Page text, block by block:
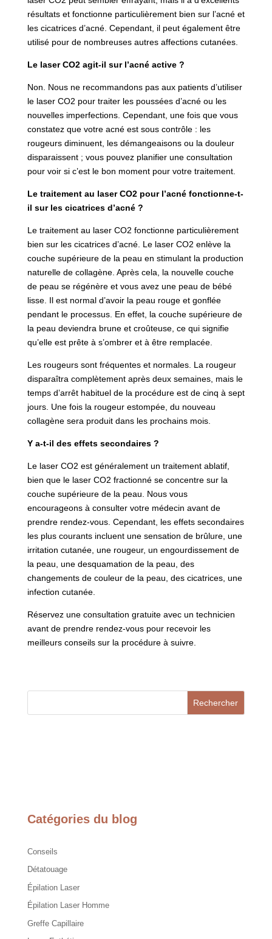
résultats et fonctionne particulièrement bien sur l’acné et
les cicatrices d’acné. Cependant, il peut également être
utilisé pour de nombreuses autres affections cutanées.
Le laser CO2 agit-il sur l’acné active ?
Non. Nous ne recommandons pas aux patients d’utiliser
le laser CO2 pour traiter les poussées d’acné ou les
nouvelles imperfections. Cependant, une fois que vous
constatez que votre acné est sous contrôle : les
rougeurs diminuent, les démangeaisons ou la douleur
disparaissent ; vous pouvez planifier une consultation
pour voir si c’est le bon moment pour votre traitement.
Le traitement au laser CO2 pour l’acné fonctionne-t-
il sur les cicatrices d’acné ?
Le traitement au laser CO2 fonctionne particulièrement
bien sur les cicatrices d’acné. Le laser CO2 enlève la
couche supérieure de la peau en stimulant la production
naturelle de collagène. Après cela, la nouvelle couche
de peau se régénère et vous avez une peau de bébé
lisse. Il est normal d’avoir la peau rouge et gonflée
pendant le processus. En effet, la couche supérieure de
la peau deviendra brune et croûteuse, ce qui signifie
qu’elle est prête à s’ombrer et à être remplacée.
Les rougeurs sont fréquentes et normales. La rougeur
disparaîtra complètement après deux semaines, mais le
temps d’arrêt habituel de la procédure est de cinq à sept
jours. Une fois la rougeur estompée, du nouveau
collagène sera produit dans les prochains mois.
Y a-t-il des effets secondaires ?
Le laser CO2 est généralement un traitement ablatif,
bien que le laser CO2 fractionné se concentre sur la
couche supérieure de la peau. Nous vous
encourageons à consulter votre médecin avant de
prendre rendez-vous. Cependant, les effets secondaires
les plus courants incluent une sensation de brûlure, une
irritation cutanée, une rougeur, un engourdissement de
la peau, une desquamation de la peau, des
changements de couleur de la peau, des cicatrices, une
infection cutanée.
Réservez une consultation gratuite avec un technicien
avant de prendre rendez-vous pour recevoir les
meilleurs conseils sur la procédure à suivre.
Rechercher
Catégories du blog
Conseils
Détatouage
Épilation Laser
Épilation Laser Homme
Greffe Capillaire